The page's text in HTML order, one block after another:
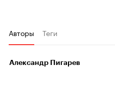
Авторы Теги
Александр Пигарев